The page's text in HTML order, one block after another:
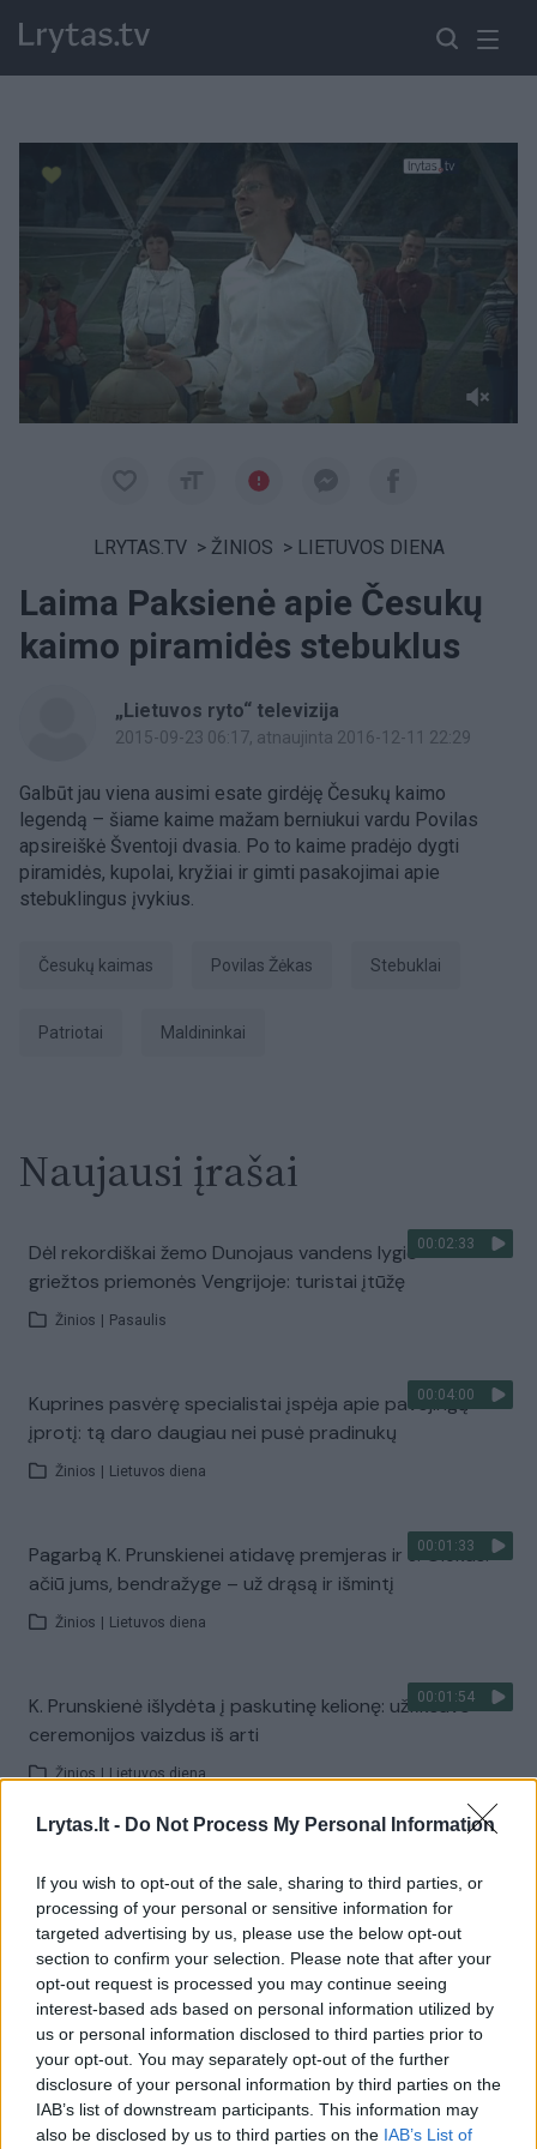
Lrytas.lt - Do Not Process My Personal Information
If you wish to opt-out of the sale, sharing to third parties, or
processing of your personal or sensitive information for
targeted advertising by us, please use the below opt-out
section to confirm your selection. Please note that after your
opt-out request is processed you may continue seeing
interest-based ads based on personal information utilized by
us or personal information disclosed to third parties prior to
your opt-out. You may separately opt-out of the further
disclosure of your personal information by third parties on the
IAB’s list of downstream participants. This information may
also be disclosed by us to third parties on the IAB’s List of
Paremkite Ukrainą
LRYTAS.TV > ŽINIOS > LIETUVOS DIENA
Laima Paksienė apie Česukų
kaimo piramidės stebuklus
„Lietuvos ryto“ televizija
2015-09-23 06:17, atnaujinta 2016-12-11 22:29
Galbūt jau viena ausimi esate girdėję Česukų kaimo
legendą – šiame kaime mažam berniukui vardu Povilas
apsireiškė Šventoji dvasia. Po to kaime pradėjo dygti
piramidės, kupolai, kryžiai ir gimti pasakojimai apie
stebuklingus įvykius.
Česukų kaimas Povilas Žėkas stebuklai
patriotai maldininkai
Naujausi įrašai
00:02:33
Dėl rekordiškai žemo Dunojaus vandens lygio –
griežtos priemonės Vengrijoje: turistai įtūžę
Žinios Pasaulis
00:04:00
Kuprines pasvėrę specialistai įspėja apie pavojingą
įprotį: tą daro daugiau nei pusė pradinukų
Žinios Lietuvos diena
00:01:33
Pagarbą K. Prunskienei atidavę premjeras ​ir J. Olekas:
ačiū jums, bendražyge – už drąsą ir išmintį
Žinios Lietuvos diena
00:01:54
K. Prunskienė išlydėta į paskutinę kelionę: užfiksavo
ceremonijos vaizdus iš arti
Žinios | Lietuvos diena
Žiūrimiausi įrašai
00:00:30
Vaizdai iš tragiškos avarijos Vilniaus r.: dviejų moterų ir
vaiko gyvybių išgelbėti nepavyko